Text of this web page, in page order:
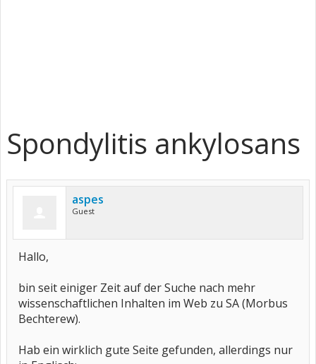
Spondylitis ankylosans
aspes
Guest
Hallo,
bin seit einiger Zeit auf der Suche nach mehr
wissenschaftlichen Inhalten im Web zu SA (Morbus
Bechterew).
Hab ein wirklich gute Seite gefunden, allerdings nur